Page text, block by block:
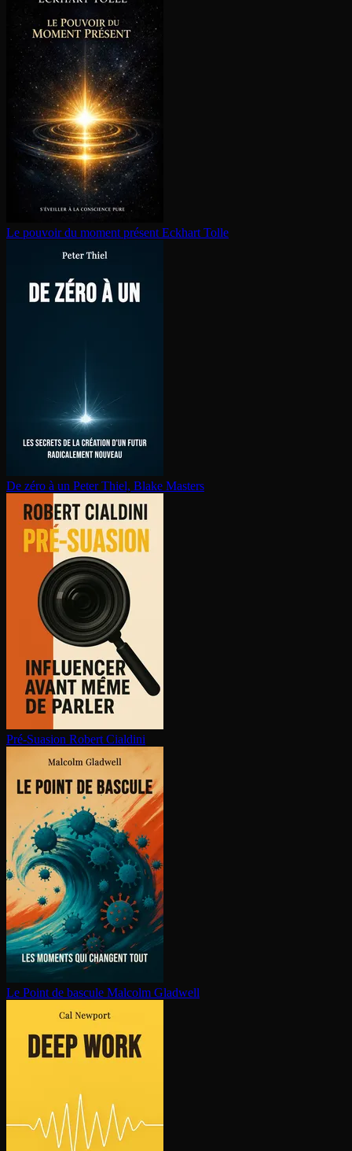
Le pouvoir du moment présent Eckhart Tolle
De zéro à un Peter Thiel, Blake Masters
Pré-Suasion Robert Cialdini
Le Point de bascule Malcolm Gladwell